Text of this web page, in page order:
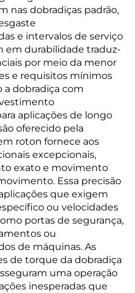
nas dobradiças padrão,
e intervalos de serviço
em durabilidade traduz-
por meio da menor
e requisitos mínimos
dobradiça com
aplicações de longo
oferecido pela
roton fornece aos
excepcionais,
exato e movimento
Essa precisão
que exigem
ou velocidades
portas de segurança,
ou
de máquinas. As
de torque da dobradiça
uma operação
inesperadas que